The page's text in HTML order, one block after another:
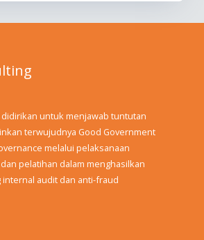
didirikan untuk menjawab tuntutan
terwujudnya Good Government
melalui pelaksanaan
pelatihan dalam menghasilkan
audit dan anti-fraud